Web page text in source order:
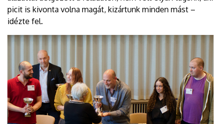
picit is kivonta volna magát, kizártunk minden mást –
idézte fel.